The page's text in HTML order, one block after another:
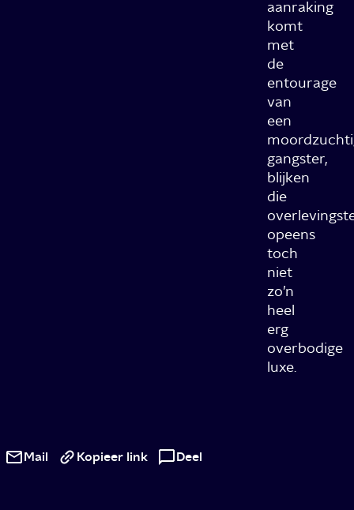
aanraking
komt
met
de
entourage
van
een
gangster,
blijken
die
opeens
toch
niet
zo’n
heel
erg
overbodige
luxe.
Weeks
Mail Kopieer link Deel